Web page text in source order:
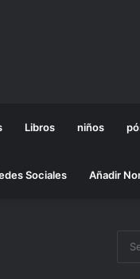
Libros niños
Sociales Añadir